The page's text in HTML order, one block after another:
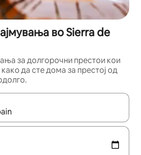
во Sierra de
за долгорочни престои кои
како да сте дома за престој од
достапни, движете се со копчињата